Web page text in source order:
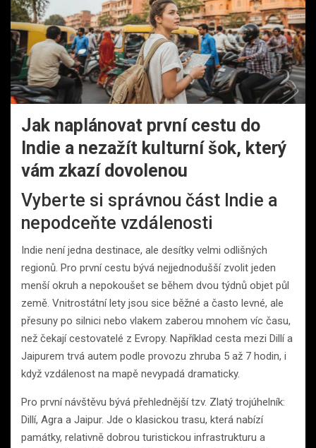
Jak naplánovat první cestu do
Indie a nezažít kulturní šok, který
vám zkazí dovolenou
Vyberte si správnou část Indie a
nepodceňte vzdálenosti
Indie není jedna destinace, ale desítky velmi odlišných
regionů. Pro první cestu bývá nejjednodušší zvolit jeden
menší okruh a nepokoušet se během dvou týdnů objet půl
země. Vnitrostátní lety jsou sice běžné a často levné, ale
přesuny po silnici nebo vlakem zaberou mnohem víc času,
než čekají cestovatelé z Evropy. Například cesta mezi Dillí a
Jaipurem trvá autem podle provozu zhruba 5 až 7 hodin, i
když vzdálenost na mapě nevypadá dramaticky.
Pro první návštěvu bývá přehlednější tzv. Zlatý trojúhelník:
Dillí, Agra a Jaipur. Jde o klasickou trasu, která nabízí
památky, relativně dobrou turistickou infrastrukturu a